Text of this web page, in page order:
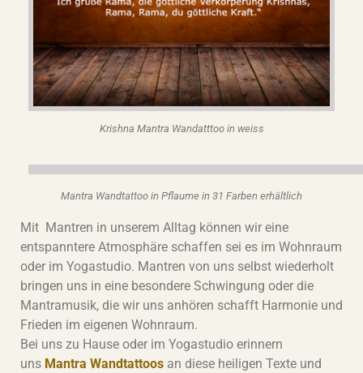
Krishna Mantra Wandatttoo in weiss
Mantra Wandtattoo in Pflaume in 31 Farben erhältlich
Mit Mantren in unserem Alltag können wir eine
entspanntere Atmosphäre schaffen sei es im Wohnraum
oder im Yogastudio. Mantren von uns selbst wiederholt
bringen uns in eine besondere Schwingung oder die
Mantramusik, die wir uns anhören schafft Harmonie und
Frieden im eigenen Wohnraum.
Bei uns zu Hause oder im Yogastudio erinnern
uns Mantra Wandtattoos an diese heiligen Texte und